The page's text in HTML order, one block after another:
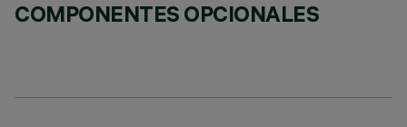
COMPONENTES OPCIONALES